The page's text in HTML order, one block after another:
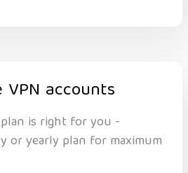
accounts
is right for you -
or yearly plan for maximum